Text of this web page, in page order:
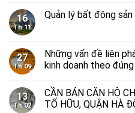
16
Th 11
Quản lý bất động sản
27
Th 09
Những vấn đề liên
kinh doanh theo
13
Th 02
CẦN BÁN CĂN HỘ
TỐ HỮU, QUẬN HÀ